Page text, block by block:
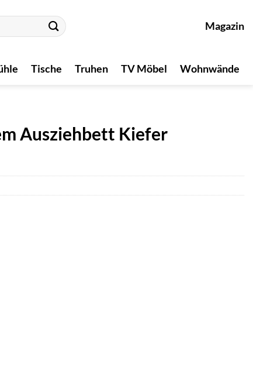
Magazin
Tische Truhen TV Möbel Wohnwände
Ausziehbett Kiefer